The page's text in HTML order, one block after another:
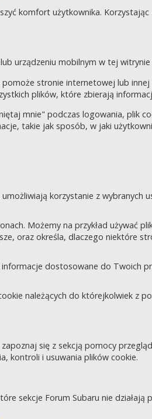
komfort użytkownika.
urządzeniu mobilnym w tej
stronie internetowej lub
plików, które zbierają
mnie" podczas logowania, plik
takie jak sposób, w jaki
korzystanie z wybranych
Możemy na przykład używać
oraz określa, dlaczego niektóre
dostosowane do Twoich
należących do którejkolwiek z
się z sekcją pomocy
kontroli i usuwania plików cookie.
sekcje Forum Subaru nie działają